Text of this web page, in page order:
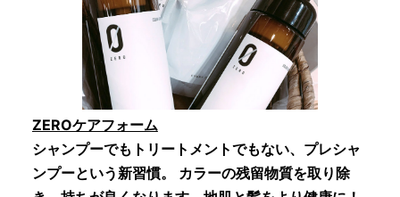
ZEROケアフォーム
シャンプーでもトリートメントでもない、プレシャ
ンプーという新習慣。 カラーの残留物質を取り除